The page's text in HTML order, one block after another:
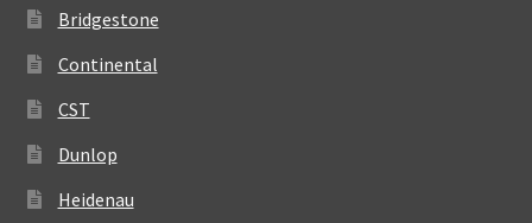
Bridgestone
Continental
CST
Dunlop
Heidenau